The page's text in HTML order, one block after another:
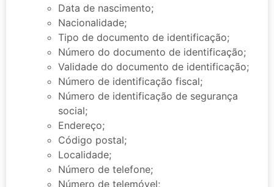
Data de nascimento;
Nacionalidade;
Tipo de documento de identificação;
Número do documento de identificação;
Validade do documento de identificação;
Número de identificação fiscal;
Número de identificação de segurança
social;
Endereço;
Código postal;
Localidade;
Número de telefone;
Número de telemóvel;